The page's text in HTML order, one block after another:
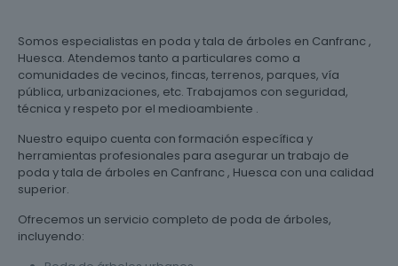
Somos especialistas en poda y tala de árboles en Canfranc ,
Huesca. Atendemos tanto a particulares como a
comunidades de vecinos, fincas, terrenos, parques, vía
pública, urbanizaciones, etc. Trabajamos con seguridad,
técnica y respeto por el medioambiente .
Nuestro equipo cuenta con formación específica y
herramientas profesionales para asegurar un trabajo de
poda y tala de árboles en Canfranc , Huesca con una calidad
superior.
Ofrecemos un servicio completo de poda de árboles,
incluyendo: